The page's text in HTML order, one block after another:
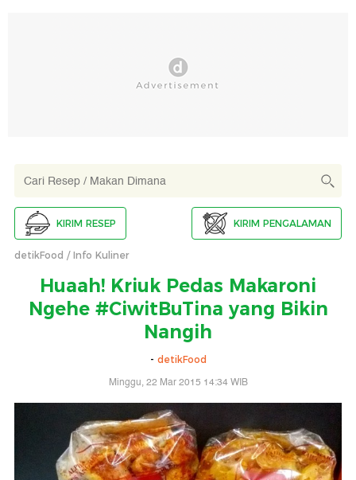
KIRIM RESEP KIRIM PENGALAMAN
detikFood Info Kuliner
Huaah! Kriuk Pedas Makaroni
Ngehe #CiwitBuTina yang Bikin
Nangih
- detikFood
Minggu, 22 Mar 2015 14:34 WIB